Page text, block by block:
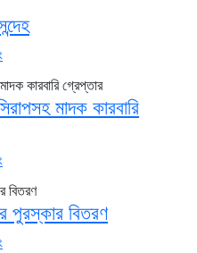
মাদক কারবারি
পুরস্কার বিতরণ